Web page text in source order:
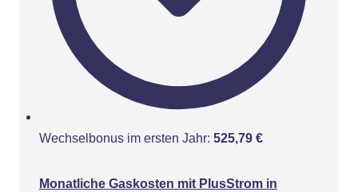
Wechselbonus im ersten Jahr: 525,79 €
Monatliche Gaskosten mit PlusStrom in